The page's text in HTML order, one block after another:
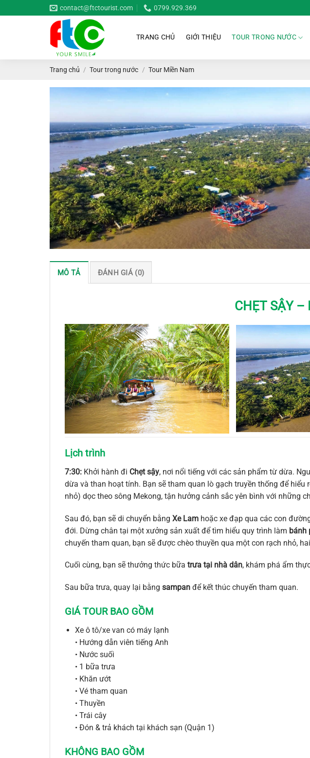
qua
contact@ftctourist.com 0799.929.369
TRANG CHỦ GIỚI THIỆU TOUR TRONG NƯỚC
Trang chủ / Tour trong nước / Tour Miền Nam
MÔ TẢ ĐÁNH GIÁ (0)
CHẸT SẬY –
Lịch trình
7:30: Khởi hành đi Chẹt sậy, nơi nổi tiếng với các sản phẩm từ dừa.
dừa và than hoạt tính. Bạn sẽ tham quan lò gạch truyền thống để
nhỏ) dọc theo sông Mekong, tận hưởng cảnh sắc yên bình với những
Sau đó, bạn sẽ di chuyển bằng Xe Lam hoặc xe đạp qua các con
đới. Dừng chân tại một xưởng sản xuất để tìm hiểu quy trình làm bánh
chuyến tham quan, bạn sẽ được chèo thuyền qua một con rạch nhỏ,
Cuối cùng, bạn sẽ thưởng thức bữa trưa tại nhà dân, khám phá ẩm
Sau bữa trưa, quay lại bằng sampan để kết thúc chuyến tham quan.
GIÁ TOUR BAO GỒM
Xe ô tô/xe van có máy lạnh
• Hướng dẫn viên tiếng Anh
• Nước suối
• 1 bữa trưa
• Khăn ướt
• Vé tham quan
• Thuyền
• Trái cây
• Đón & trả khách tại khách sạn (Quận 1)
KHÔNG BAO GỒM